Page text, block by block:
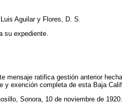
Aguilar y Flores, D. S.
su expediente.
ratifica gestión anterior
exención completa de esta Baja
Sonora, 10 de noviembre de 1920.